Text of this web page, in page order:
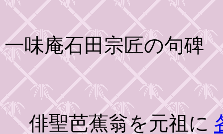
一味庵石田宗匠の句
俳聖芭蕉翁を元祖に